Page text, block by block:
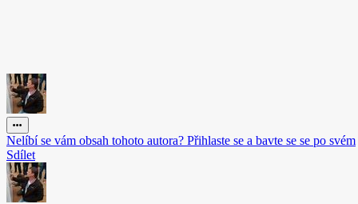
Nelíbí se vám obsah tohoto autora? Přihlaste se a bavte se se po svém
Sdílet